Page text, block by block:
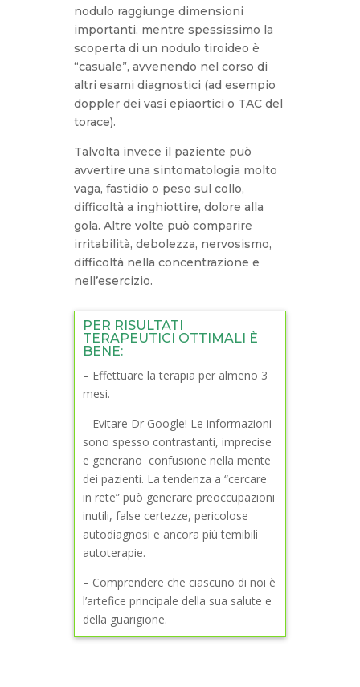
nodulo raggiunge dimensioni
importanti, mentre spessissimo la
scoperta di un nodulo tiroideo è
“casuale”, avvenendo nel corso di
altri esami diagnostici (ad esempio
doppler dei vasi epiaortici o TAC del
torace).
Talvolta invece il paziente può
avvertire una sintomatologia molto
vaga, fastidio o peso sul collo,
difficoltà a inghiottire, dolore alla
gola. Altre volte può comparire
irritabilità, debolezza, nervosismo,
difficoltà nella concentrazione e
nell’esercizio.
PER RISULTATI
TERAPEUTICI OTTIMALI È
BENE:
– Effettuare la terapia per almeno 3
mesi.
– Evitare Dr Google! Le informazioni
sono spesso contrastanti, imprecise
e generano confusione nella mente
dei pazienti. La tendenza a “cercare
in rete” può generare preoccupazioni
inutili, false certezze, pericolose
autodiagnosi e ancora più temibili
autoterapie.
– Comprendere che ciascuno di noi è
l’artefice principale della sua salute e
della guarigione.